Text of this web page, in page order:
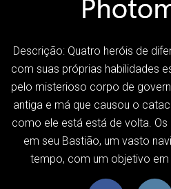
Descrição: Quatro heróis de
com suas próprias habilidades
pelo misterioso corpo de
antiga e má que causou o
como ele está está de volta.
em seu Bastião, um vasto
tempo, com um objetivo